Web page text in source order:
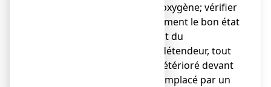
avec l'oxygène; vérifier
notamment le bon état
du joint du
manodétendeur, tout
joint détérioré devant
être remplacé par un